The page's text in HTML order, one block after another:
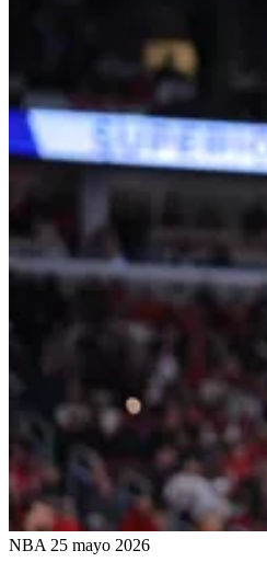
NBA 25 mayo 2026